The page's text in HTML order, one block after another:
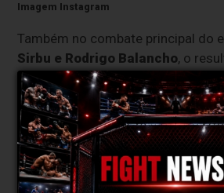
Imagem Instagram
Também no combate principal do
Sirbu e Rodrigo Balancho, o
oficialmente alterado após revisão
Rodrigo Balanchopassa agora a
como vencedor por decisão
assim assinala a sua quinta